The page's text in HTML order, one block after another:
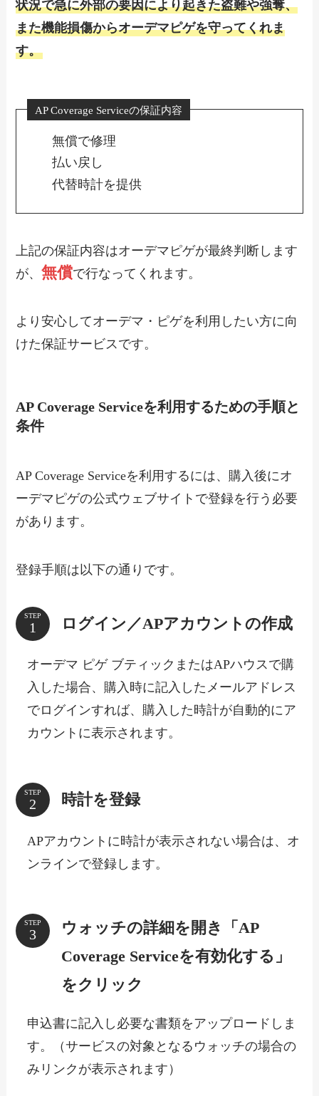
状況で急に外部の要因により起きた盗難や強奪、
また機能損傷からオーデマピゲを守ってくれま
す。
AP Coverage Serviceの保証内容
無償で修理
払い戻し
代替時計を提供
上記の保証内容はオーデマピゲが最終判断します
が、無償で行なってくれます。
より安心してオーデマ・ピゲを利用したい方に向
けた保証サービスです。
AP Coverage Serviceを利用するための手順と
条件
AP Coverage Serviceを利用するには、購入後にオ
ーデマピゲの公式ウェブサイト で登録を行う必要
があります。
登録手順は以下の通りです。
STEP ログイン／APアカウントの作成
オーデマ ピゲ ブティックまたはAPハウスで購
入した場合、購入時に記入したメールアドレス
でログインすれば、購入した時計が自動的にア
カウントに表示されます。
STEP 時計を登録
APアカウントに時計が表示されない場合は、オ
ンラインで登録します。
STEP
ウォッチの詳細を開き「AP
Coverage Serviceを有効化する」
をクリック
申込書に記入し必要な書類をアップロードしま
す。（サービスの対象となるウォッチの場合の
みリンクが表示されます）